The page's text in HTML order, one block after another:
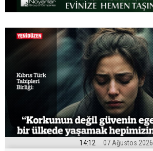
14:12 07 Ağustos 2026